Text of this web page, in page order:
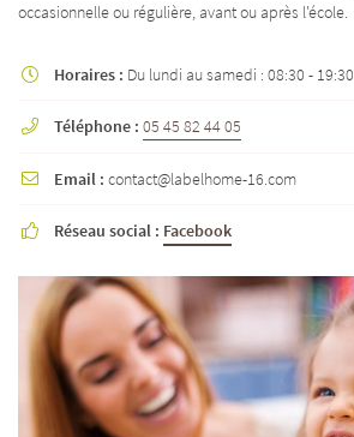
occasionnelle ou régulière, avant ou après l'école.
 Horaires : Du lundi au samedi : 08:30 - 19:30
 Téléphone : 05 45 82 44 05
 Email : contact@labelhome-16.com
 Réseau social : Facebook